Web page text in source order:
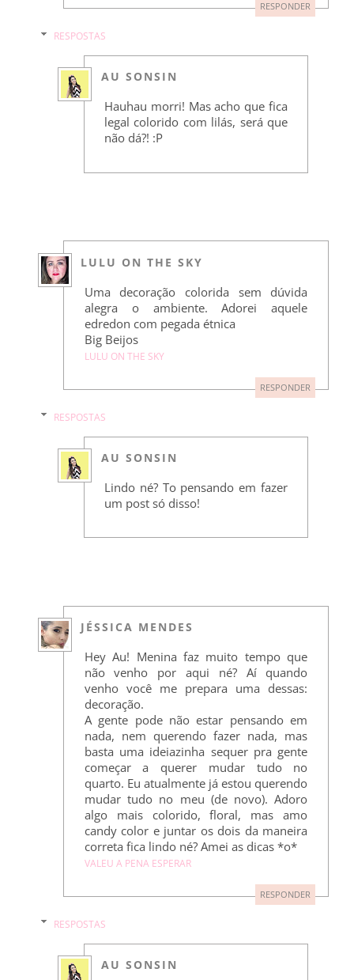
RESPONDER
RESPOSTAS
AU SONSIN
Hauhau morri! Mas acho que fica
legal colorido com lilás, será que
não dá?! :P
LULU ON THE SKY
Uma decoração colorida sem dúvida
alegra o ambiente. Adorei aquele
edredon com pegada étnica
Big Beijos
LULU ON THE SKY
RESPONDER
RESPOSTAS
AU SONSIN
Lindo né? To pensando em fazer
um post só disso!
JÉSSICA MENDES
Hey Au! Menina faz muito tempo que
não venho por aqui né? Aí quando
venho você me prepara uma dessas:
decoração.
A gente pode não estar pensando em
nada, nem querendo fazer nada, mas
basta uma ideiazinha sequer pra gente
começar a querer mudar tudo no
quarto. Eu atualmente já estou querendo
mudar tudo no meu (de novo). Adoro
algo mais colorido, floral, mas amo
candy color e juntar os dois da maneira
correta fica lindo né? Amei as dicas *o*
VALEU A PENA ESPERAR
RESPONDER
RESPOSTAS
AU SONSIN